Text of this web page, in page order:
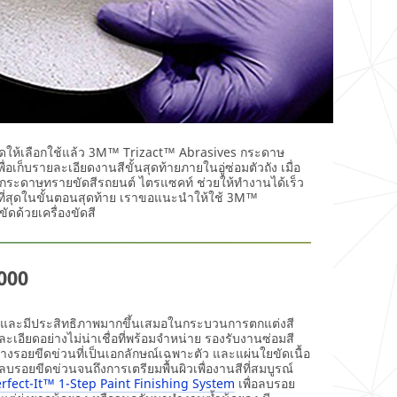
ห้เลือกใช้แล้ว 3M™ Trizact™ Abrasives กระดาษ
ก็บรายละเอียดงานสีขั้นสุดท้ายภายในอู่ซ่อมตัวถัง เมื่อ
ะดาษทรายขัดสีรถยนต์ ไตรแซคท์ ช่วยให้ทำงานได้เร็ว
สุดในขั้นตอนสุดท้าย เราขอแนะนำให้ใช้ 3M™
ด้วยเครื่องขัดสี
ะมีประสิทธิภาพมากขึ้นเสมอในกระบวนการตกแต่งสี
อียดอย่างไม่น่าเชื่อที่พร้อมจำหน่าย รองรับงานซ่อมสี
รอยขีดข่วนที่เป็นเอกลักษณ์เฉพาะตัว และแผ่นใยขัดเนื้อ
บรอยขีดข่วนจนถึงการเตรียมพื้นผิวเพื่องานสีที่สมบูรณ์
It™ 1-Step Paint Finishing System เพื่อลบรอย